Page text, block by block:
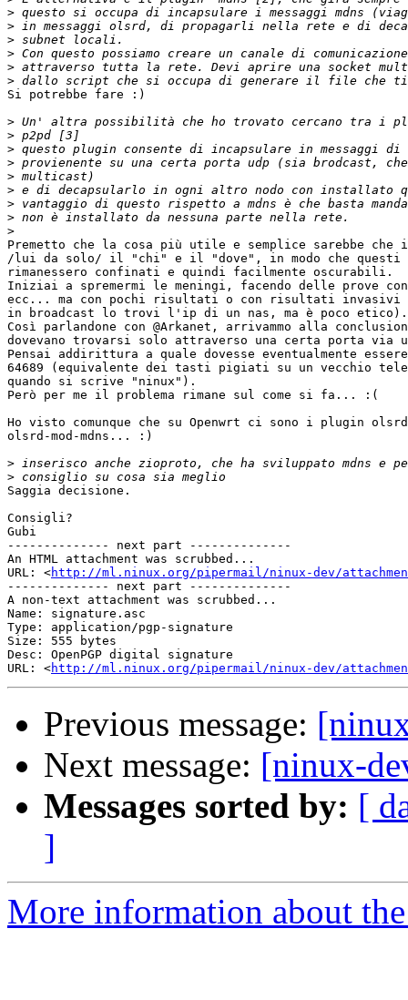
>
>
>
>
>
>
Si potrebbe fare :)
>
>
>
>
>
>
>
>
>
Premetto che la cosa più utile e semplice sarebbe che il
/lui da solo/ il "chi" e il "dove", in modo che questi
rimanessero confinati e quindi facilmente oscurabili.
Iniziai a spremermi le meningi, facendo delle prove
ecc... ma con pochi risultati o con risultati invasivi
in broadcast lo trovi l'ip di un nas, ma è poco etico).
Così parlandone con @Arkanet, arrivammo alla
dovevano trovarsi solo attraverso una certa porta via
Pensai addirittura a quale dovesse eventualmente
64689 (equivalente dei tasti pigiati su un vecchio
quando si scrive "ninux").
Però per me il problema rimane sul come si fa... :(
Ho visto comunque che su Openwrt ci sono i plugin
olsrd-mod-mdns... :)
>
>
Saggia decisione.
Consigli?
Gubi
-------------- next part --------------
An HTML attachment was scrubbed...
URL: <http://ml.ninux.org/pipermail/ninux-dev/
-------------- next part --------------
A non-text attachment was scrubbed...
Name: signature.asc
Type: application/pgp-signature
Size: 555 bytes
Desc: OpenPGP digital signature
URL: <http://ml.ninux.org/pipermail/ninux-dev/
Previous message:
Next message: [ninux-
Messages sorted by: [
]
More information about